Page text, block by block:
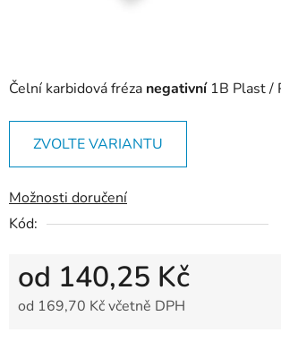
Čelní karbidová fréza negativní1B Plast /
ZVOLTE VARIANTU
Možnosti doručení
Kód:
od 140,25 Kč
od 169,70 Kčvčetně DPH